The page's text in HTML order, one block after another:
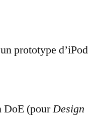
prototype d’iPod
DoE (pourDesign